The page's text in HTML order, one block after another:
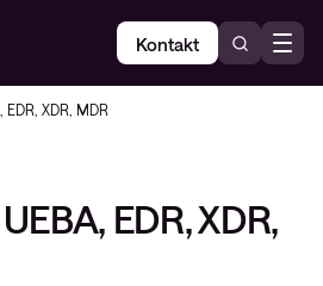
Kontakt
EDR, XDR, MDR
EDR, XDR,